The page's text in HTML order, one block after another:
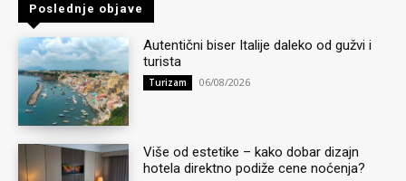
Poslednje objave
Autentični biser Italije daleko od gužvi i
turista
Turizam 06/08/2026
Više od estetike – kako dobar dizajn
hotela direktno podiže cene noćenja?